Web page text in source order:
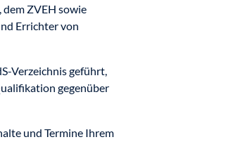
ZVEH sowie
Errichter von
Verzeichnis geführt,
gegenüber
und Termine Ihrem